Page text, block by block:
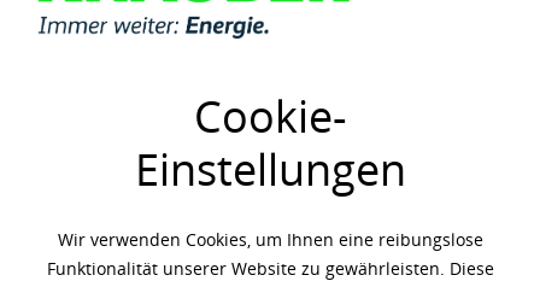
Cookie-
Einstellungen
Wir verwenden Cookies, um Ihnen eine reibungslose
Funktionalität unserer Website zu gewährleisten. Diese
Übersicht Shell PANOLIN